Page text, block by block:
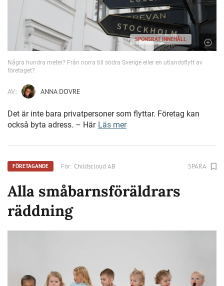
SPONSRAT INNEHÅLL
Några hundra meter? Från norra till södra Sverige eller en utlandsflytt av
företaget?
AV: ANNA DOVRE
Det är inte bara privatpersoner som flyttar. Företag kan
också byta adress. – Här Läs mer
FÖRETAGANDE För: Childscloud AB SPARA
Alla småbarnsföräldrars
räddning